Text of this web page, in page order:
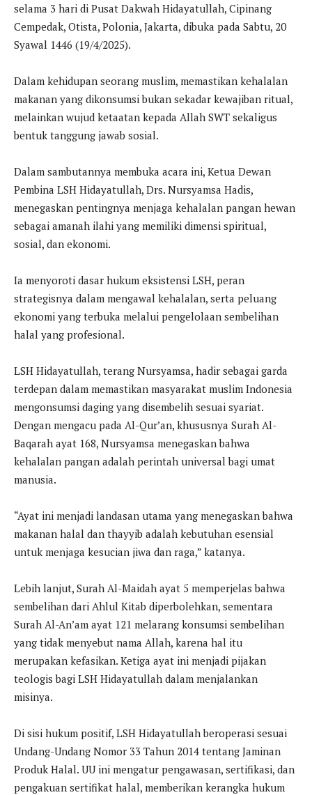
selama 3 hari di Pusat Dakwah Hidayatullah, Cipinang
Cempedak, Otista, Polonia, Jakarta, dibuka pada Sabtu, 20
Syawal 1446 (19/4/2025).
Dalam kehidupan seorang muslim, memastikan kehalalan
makanan yang dikonsumsi bukan sekadar kewajiban ritual,
melainkan wujud ketaatan kepada Allah SWT sekaligus
bentuk tanggung jawab sosial.
Dalam sambutannya membuka acara ini, Ketua Dewan
Pembina LSH Hidayatullah, Drs. Nursyamsa Hadis,
menegaskan pentingnya menjaga kehalalan pangan hewan
sebagai amanah ilahi yang memiliki dimensi spiritual,
sosial, dan ekonomi.
Ia menyoroti dasar hukum eksistensi LSH, peran
strategisnya dalam mengawal kehalalan, serta peluang
ekonomi yang terbuka melalui pengelolaan sembelihan
halal yang profesional.
LSH Hidayatullah, terang Nursyamsa, hadir sebagai garda
terdepan dalam memastikan masyarakat muslim Indonesia
mengonsumsi daging yang disembelih sesuai syariat.
Dengan mengacu pada Al-Qur’an, khususnya Surah Al-
Baqarah ayat 168, Nursyamsa menegaskan bahwa
kehalalan pangan adalah perintah universal bagi umat
manusia.
“Ayat ini menjadi landasan utama yang menegaskan bahwa
makanan halal dan thayyib adalah kebutuhan esensial
untuk menjaga kesucian jiwa dan raga,” katanya.
Lebih lanjut, Surah Al-Maidah ayat 5 memperjelas bahwa
sembelihan dari Ahlul Kitab diperbolehkan, sementara
Surah Al-An’am ayat 121 melarang konsumsi sembelihan
yang tidak menyebut nama Allah, karena hal itu
merupakan kefasikan. Ketiga ayat ini menjadi pijakan
teologis bagi LSH Hidayatullah dalam menjalankan
misinya.
Di sisi hukum positif, LSH Hidayatullah beroperasi sesuai
Undang-Undang Nomor 33 Tahun 2014 tentang Jaminan
Produk Halal. UU ini mengatur pengawasan, sertifikasi, dan
pengakuan sertifikat halal, memberikan kerangka hukum